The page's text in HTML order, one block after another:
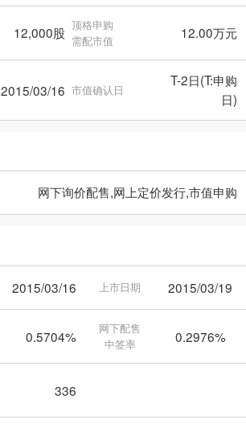
12,000股 顶格申购
需配市值
12.00万元
2015/03/16 市值确认日
T-2日(T:申购
日)
网下询价配售,网上定价发行,市值申购
2015/03/16 上市日期 2015/03/19
0.5704%
网下配售
中签率
0.2976%
336